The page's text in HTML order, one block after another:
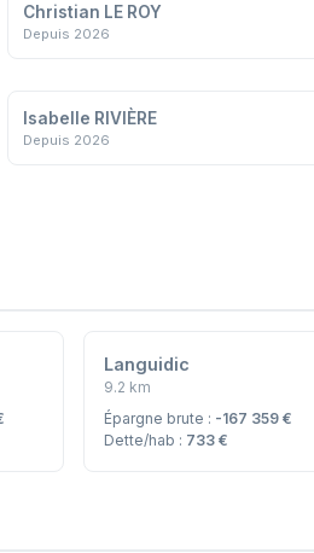
Christian LE ROY
Depuis 2026
Isabelle RIVIÈRE
Depuis 2026
Languidic
9.2 km
Épargne brute : -167 359 €
Dette/hab : 733 €